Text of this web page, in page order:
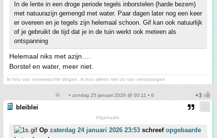
In de lente in een droge periode tegels inborstelen (harde bezem)
met natuurazijn gemengd met water. Paar dagen later nog een keer
er overeen en je tegels zijn helemaal schoon. Gif kan ook natuurlijk
of je gebruikt de tijd dat je in de tuin werkt ook meteen als
ontspanning
Helemaal niks met azijn….
Borstel en water, meer niet.
Ik hou van onverwachte dingen, ik hou alleen niet zo van verrassingen
• zondag 25 januari 2026 @ 00:11 • 6
bleiblei
Afgehaakt.
Op zaterdag 24 januari 2026 23:53 schreef opgebaarde